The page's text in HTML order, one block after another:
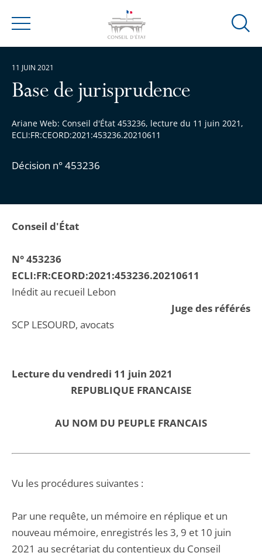
Menu
Ouvrir
Base de jurisprudence
Ariane Web: Conseil d'État 453236, lecture du 11 juin 2021,
ECLI:FR:CEORD:2021:453236.20210611
Décision n° 453236
11 JUIN 2021
Conseil d'État
N° 453236
ECLI:FR:CEORD:2021:453236.20210611
Inédit au recueil Lebon
Juge des référés
SCP LESOURD, avocats
Lecture du vendredi 11 juin 2021
REPUBLIQUE FRANCAISE
AU NOM DU PEUPLE FRANCAIS
Vu les procédures suivantes :
Par une requête, un mémoire en réplique et un
nouveau mémoire, enregistrés les 3, 9 et 10 juin
2021 au secrétariat du contentieux du Conseil